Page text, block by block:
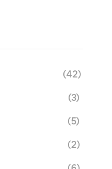
(42)
(3)
(5)
(2)